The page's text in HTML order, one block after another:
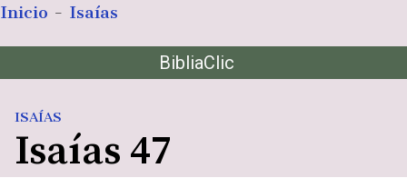
Inicio - Isaías
al
BibliaClic
ISAÍAS
Isaías 47